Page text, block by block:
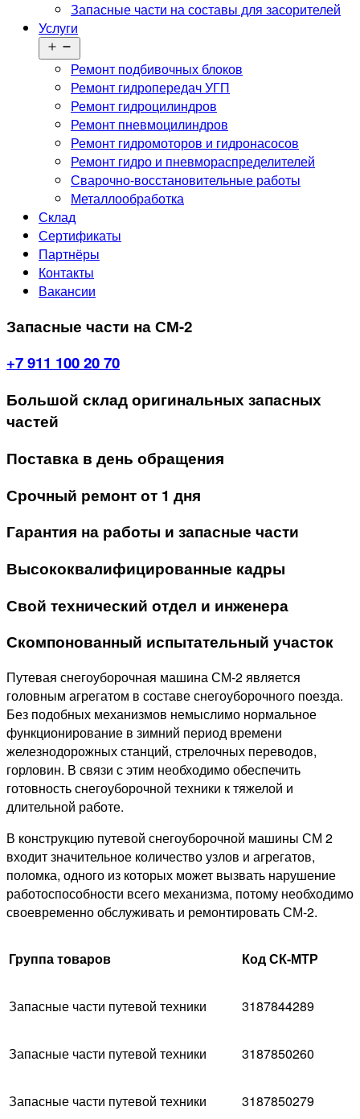
Запасные части на составы для засорителей
Услуги
меню
Ремонт подбивочных блоков
Ремонт гидропередач УГП
Ремонт гидроцилиндров
Ремонт пневмоцилиндров
Ремонт гидромоторов и гидронасосов
Ремонт гидро и пневмораспределителей
Сварочно-восстановительные работы
Металлообработка
Склад
Сертификаты
Партнёры
Контакты
Вакансии
Запасные части на СМ-2
+7 911 100 20 70
Большой склад оригинальных запасных
частей
Поставка в день обращения
Срочный ремонт от 1 дня
Гарантия на работы и запасные части
Высококвалифицированные кадры
Свой технический отдел и инженера
Скомпонованный испытательный участок
Путевая снегоуборочная машина СМ-2 является
головным агрегатом в составе снегоуборочного поезда.
Без подобных механизмов немыслимо нормальное
функционирование в зимний период времени
железнодорожных станций, стрелочных переводов,
горловин. В связи с этим необходимо обеспечить
готовность снегоуборочной техники к тяжелой и
длительной работе.
В конструкцию путевой снегоуборочной машины СМ 2
входит значительное количество узлов и агрегатов,
поломка, одного из которых может вызвать нарушение
работоспособности всего механизма, потому необходимо
своевременно обслуживать и ремонтировать СМ-2.
Группа товаров Код СК-МТР
Запасные части путевой техники 3187844289
Запасные части путевой техники 3187850260
Запасные части путевой техники 3187850279